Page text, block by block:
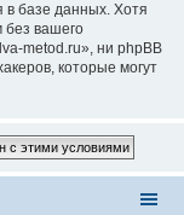
в базе данных. Хотя
без вашего
metod.ru», ни phpBB
которые могут